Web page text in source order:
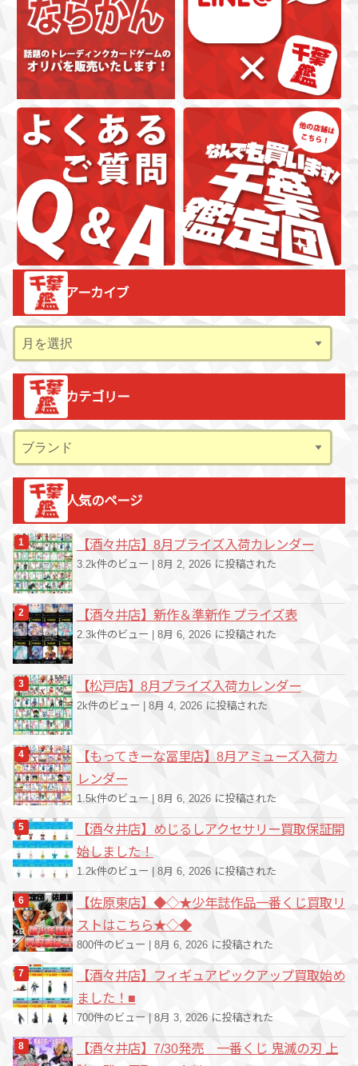
アーカイブ
ー
カ
カテゴリー
テ
ゴ
人気のページ
【酒々井店】8月プライズ入荷カレンダー
3.2k件のビュー 8月 2, 2026 に投稿された
【酒々井店】新作＆準新作 プライズ表
2.3k件のビュー 8月 6, 2026 に投稿された
【松戸店】8月プライズ入荷カレンダー
2k件のビュー | 8月 4, 2026 に投稿された
【もってきーな冨里店】8月アミューズ入荷カ
レンダー
1.5k件のビュー 8月 6, 2026 に投稿された
【酒々井店】めじるしアクセサリー買取保証開
始しました！
1.2k件のビュー 8月 6, 2026 に投稿された
【佐原東店】◆◇★少年誌作品一番くじ買取リ
ストはこちら★◇◆
800件のビュー | 8月 6, 2026 に投稿された
【酒々井店】フィギュアピックアップ買取始め
ました！■
700件のビュー 8月 3, 2026 に投稿された
【酒々井店】7/30発売 一番くじ 鬼滅の刃 上